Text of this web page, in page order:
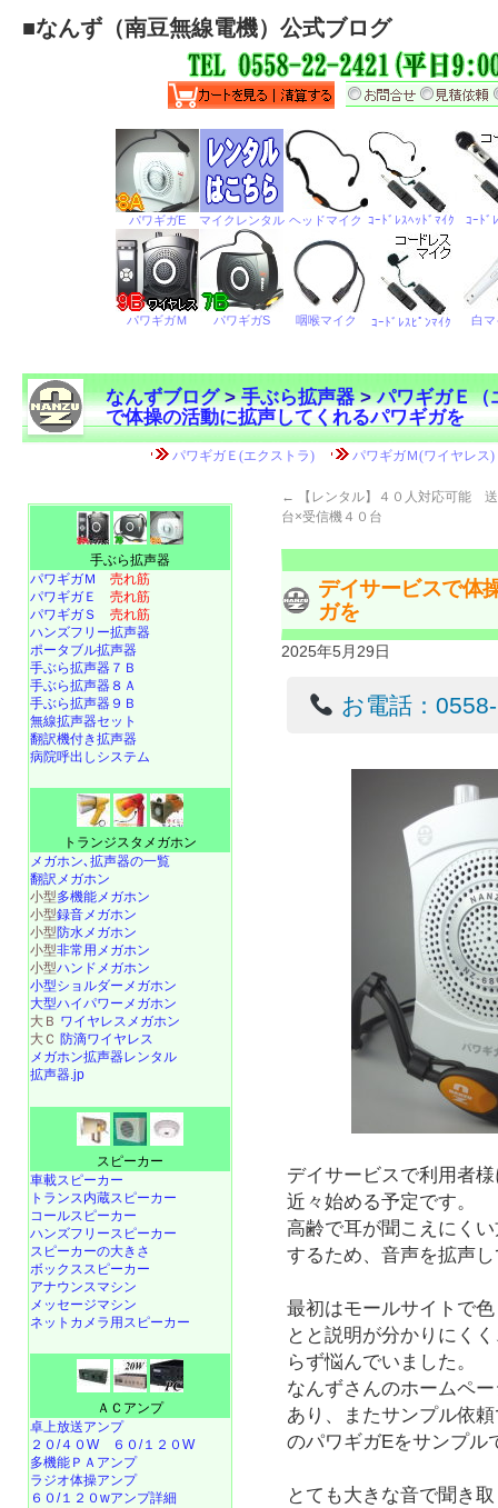
■なんず（南豆無線電機）公式ブログ
なんずブログ>手ぶら拡声器>パワギガＥ（
で体操の活動に拡声してくれるパワギガを
←
【レンタル】４０人対応可能
台×受信機４０台
デイサービスで体
ガを
2025年5月29日
お電話：
デイサービスで利用者
近々始める予定です。
高齢で耳が聞こえにく
するため、音声を拡声
最初はモールサイトで
とと説明が分かりにく
らず悩んでいました。
なんずさんのホームペ
あり、またサンプル依
のパワギガEをサンプル
とても大きな音で聞き
手ぶら拡声器
パワギガＭ 売れ筋
パワギガＥ 売れ筋
パワギガＳ 売れ筋
ハンズフリー拡声器
ポータブル拡声器
手ぶら拡声器７Ｂ
手ぶら拡声器８Ａ
手ぶら拡声器９Ｂ
無線拡声器セット
翻訳機付き拡声器
病院呼出しシステム
トランジスタメガホン
メガホン､拡声器の一覧
翻訳メガホン
小型多機能メガホン
小型録音メガホン
小型防水メガホン
小型非常用メガホン
小型ハンドメガホン
小型ショルダーメガホン
大型ハイパワーメガホン
大Ｂ ワイヤレスメガホン
大Ｃ 防滴ワイヤレス
メガホン拡声器レンタル
拡声器.jp
スピーカー
車載スピーカー
トランス内蔵スピーカー
コールスピーカー
ハンズフリースピーカー
スピーカーの大きさ
ボックススピーカー
アナウンスマシン
メッセージマシン
ネットカメラ用スピーカー
ＡＣアンプ
卓上放送アンプ
２０/４０W
６０/１２０W
多機能ＰＡアンプ
ラジオ体操アンプ
６０/１２０wアンプ詳細